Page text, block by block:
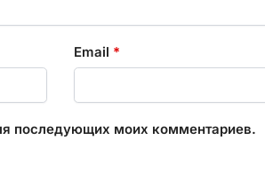
Email *
последующих моих комментариев.